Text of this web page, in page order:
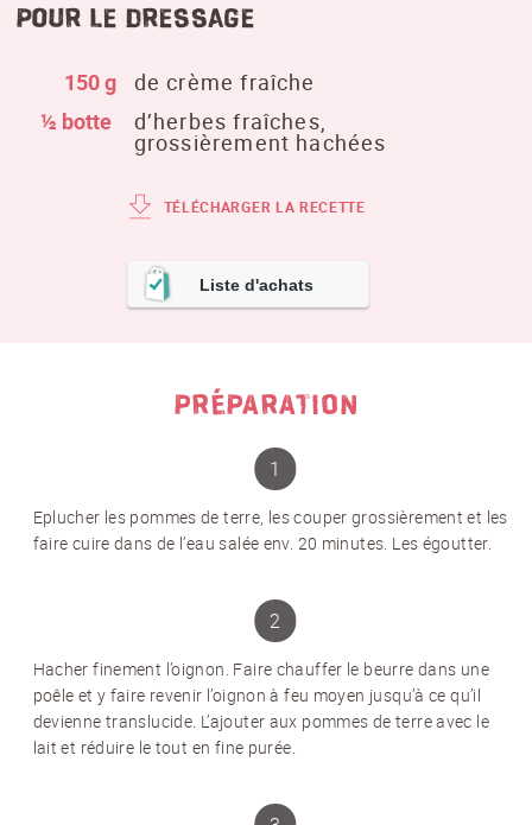
Pour le dressage
150 g
de crème fraîche
½ botte
d’herbes fraîches,
grossièrement hachées
TÉLÉCHARGER LA RECETTE
Liste d'achats
PRÉPARATION
Eplucher les pommes de terre, les couper grossièrement et les
faire cuire dans de l’eau salée env. 20 minutes. Les égoutter.
Hacher finement l’oignon. Faire chauffer le beurre dans une
poêle et y faire revenir l’oignon à feu moyen jusqu’à ce qu’il
devienne translucide. L’ajouter aux pommes de terre avec le
lait et réduire le tout en fine purée.